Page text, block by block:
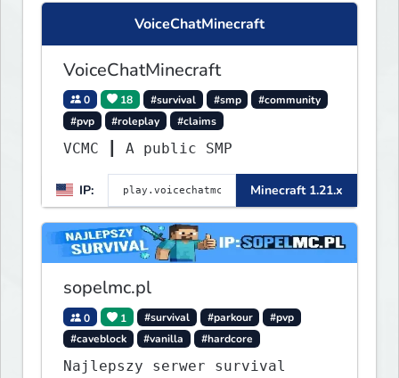
VoiceChatMinecraft
VoiceChatMinecraft
0 18 #survival #smp
#community
#pvp
#roleplay #claims
VCMC ┃ A public SMP
IP: Minecraft 1.21.x
sopelmc.pl
0 1 #survival #parkour
#pvp
#caveblock
#vanilla #hardcore
Najlepszy serwer survival